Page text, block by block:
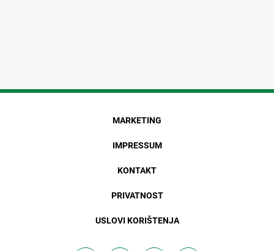
MARKETING
IMPRESSUM
KONTAKT
PRIVATNOST
USLOVI KORIŠTENJA